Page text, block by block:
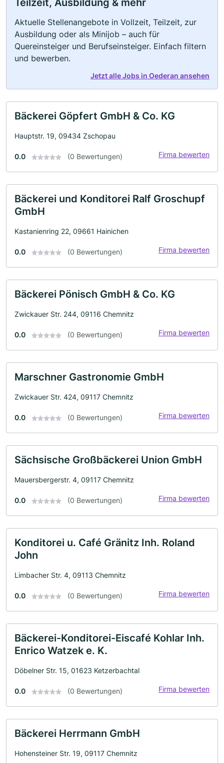
Teilzeit, Ausbildung & mehr
Aktuelle Stellenangebote in Vollzeit, Teilzeit, zur
Ausbildung oder als Minijob – auch für
Quereinsteiger und Berufseinsteiger. Einfach filtern
und bewerben.
Jetzt alle Jobs in Oederan ansehen
Bäckerei Göpfert GmbH & Co. KG
Hauptstr. 19, 09434 Zschopau
0.0 (0 Bewertungen) Firma bewerten
Bäckerei und Konditorei Ralf Groschupf
GmbH
Kastanienring 22, 09661 Hainichen
0.0 (0 Bewertungen) Firma bewerten
Bäckerei Pönisch GmbH & Co. KG
Zwickauer Str. 244, 09116 Chemnitz
0.0 (0 Bewertungen) Firma bewerten
Marschner Gastronomie GmbH
Zwickauer Str. 424, 09117 Chemnitz
0.0 (0 Bewertungen) Firma bewerten
Sächsische Großbäckerei Union GmbH
Mauersbergerstr. 4, 09117 Chemnitz
0.0 (0 Bewertungen) Firma bewerten
Konditorei u. Café Gränitz Inh. Roland
John
Limbacher Str. 4, 09113 Chemnitz
0.0 (0 Bewertungen) Firma bewerten
Bäckerei-Konditorei-Eiscafé Kohlar Inh.
Enrico Watzek e. K.
Döbelner Str. 15, 01623 Ketzerbachtal
0.0 (0 Bewertungen) Firma bewerten
Bäckerei Herrmann GmbH
Hohensteiner Str. 19, 09117 Chemnitz